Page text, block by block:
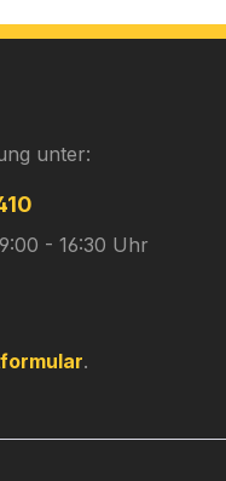
unter:
- 16:30 Uhr
.